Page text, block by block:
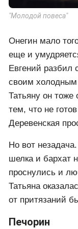
"Молодой повеса"
Онегин мало
еще и
Евгений разбил
своим
Татьяну он тоже
тем, что не
Деревенская
Но вот
шелка и бархат
проснулись и
Татьяна
от притязаний
Печорин